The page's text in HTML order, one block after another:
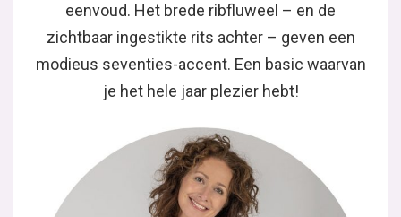
eenvoud. Het brede ribfluweel – en de
zichtbaar ingestikte rits achter – geven een
modieus seventies-accent. Een basic waarvan
je het hele jaar plezier hebt!